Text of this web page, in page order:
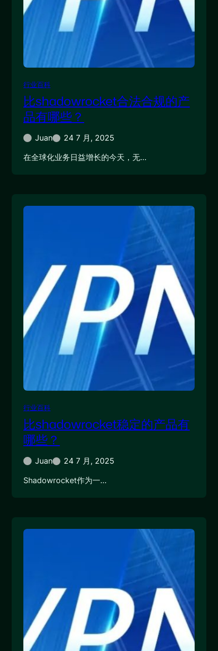
行业百科
比shadowrocket合法合规的产
品有哪些？
Juan
24 7 月, 2025
在全球化业务日益增长的今天，无…
行业百科
比shadowrocket稳定的产品有
哪些？
Juan
24 7 月, 2025
Shadowrocket作为一…